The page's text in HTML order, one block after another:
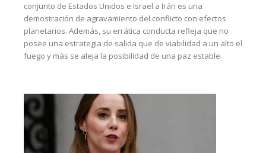
conjunto de Estados Unidos e Israel a Irán es una
demostración de agravamiento del conflicto con efectos
planetarios. Además, su errática conducta refleja que no
posee una estrategia de salida que de viabilidad a un alto el
fuego y más se aleja la posibilidad de una paz estable.